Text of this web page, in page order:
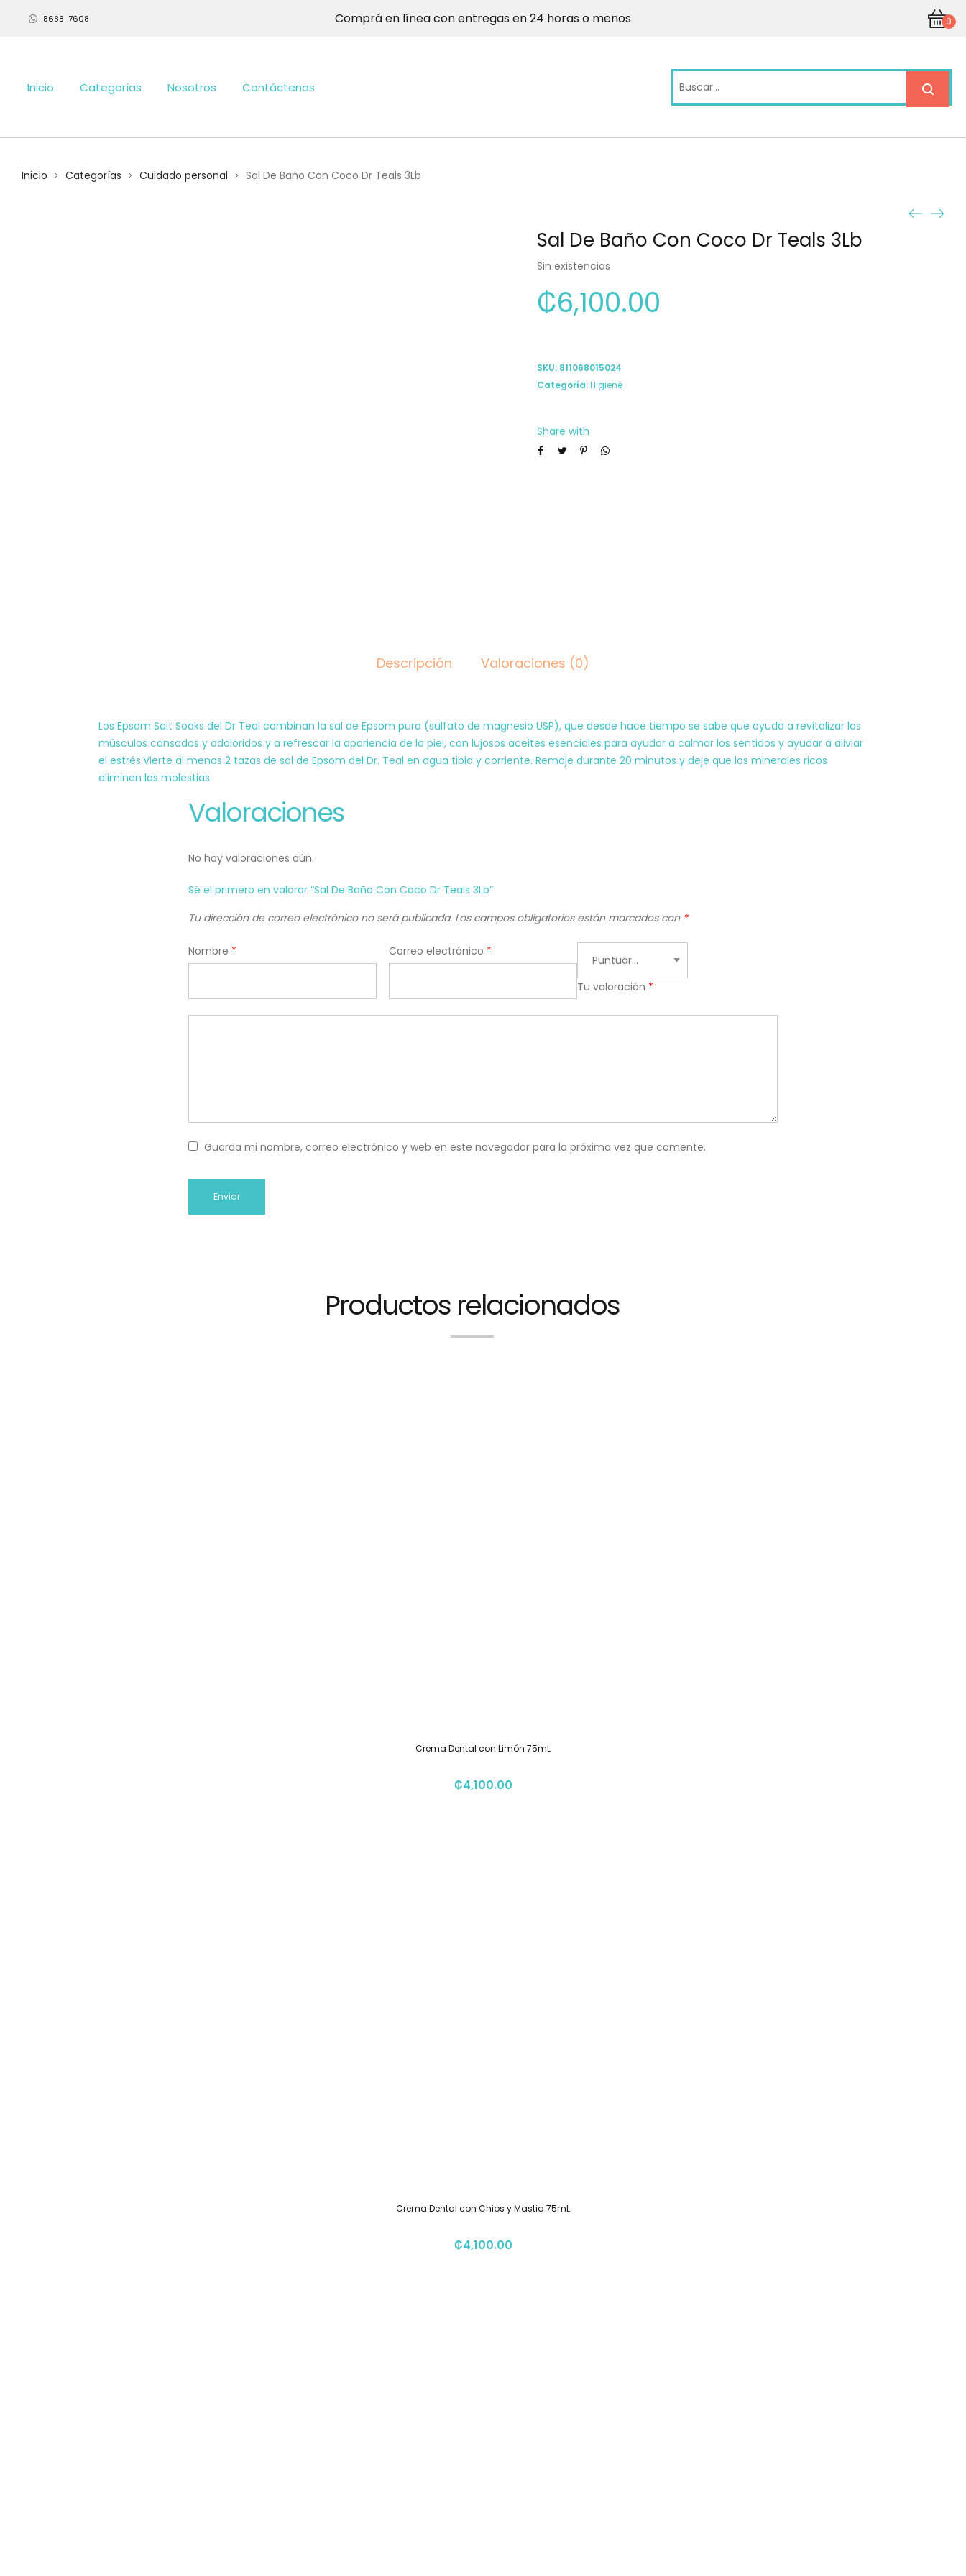
8688-7608 Comprá en línea con entregas en 24 horas o menos 0
Inicio Categorías Nosotros Contáctenos
Inicio > Categorías > Cuidado personal > Sal De Baño Con Coco Dr Teals 3Lb
Sal De Baño Con Coco Dr Teals 3Lb
Sin existencias
₡6,100.00
SKU: 811068015024
Categoría:Higiene
Share with
Descripción Valoraciones (0)
Los Epsom Salt Soaks del Dr Teal combinan la sal de Epsom pura (sulfato de magnesio USP), que desde hace tiempo se sabe que ayuda a revitalizar los
músculos cansados ​​y adoloridos y a refrescar la apariencia de la piel, con lujosos aceites esenciales para ayudar a calmar los sentidos y ayudar a aliviar
el estrés.Vierte al menos 2 tazas de sal de Epsom del Dr. Teal en agua tibia y corriente. Remoje durante 20 minutos y deje que los minerales ricos
eliminen las molestias.
Valoraciones
No hay valoraciones aún.
Sé el primero en valorar “Sal De Baño Con Coco Dr Teals 3Lb”
Tu dirección de correo electrónico no será publicada. Los campos obligatorios están marcados con *
Nombre * Correo electrónico *
Tu valoración *
Guarda mi nombre, correo electrónico y web en este navegador para la próxima vez que comente.
Productos relacionados
Crema Dental con Limón 75mL
₡4,100.00
Crema Dental con Chios y Mastia 75mL
₡4,100.00